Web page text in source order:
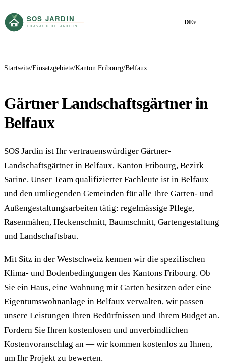
DE▾
Startseite Einsatzgebiete Kanton Fribourg Belfaux
Gärtner Landschaftsgärtner in
Belfaux
SOS Jardin ist Ihr vertrauenswürdiger Gärtner-
Landschaftsgärtner in Belfaux, Kanton Fribourg, Bezirk
Sarine. Unser Team qualifizierter Fachleute ist in Belfaux
und den umliegenden Gemeinden für alle Ihre Garten- und
Außengestaltungsarbeiten tätig: regelmässige Pflege,
Rasenmähen, Heckenschnitt, Baumschnitt, Gartengestaltung
und Landschaftsbau.
Mit Sitz in der Westschweiz kennen wir die spezifischen
Klima- und Bodenbedingungen des Kantons Fribourg. Ob
Sie ein Haus, eine Wohnung mit Garten besitzen oder eine
Eigentumswohnanlage in Belfaux verwalten, wir passen
unsere Leistungen Ihren Bedürfnissen und Ihrem Budget an.
Fordern Sie Ihren kostenlosen und unverbindlichen
Kostenvoranschlag an — wir kommen kostenlos zu Ihnen,
um Ihr Projekt zu bewerten.